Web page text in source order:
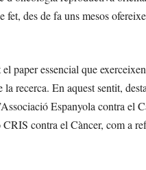
fet, des de fa uns mesos
paper essencial que
recerca. En aquest sentit,
Espanyola contra el
contra el Càncer, com a